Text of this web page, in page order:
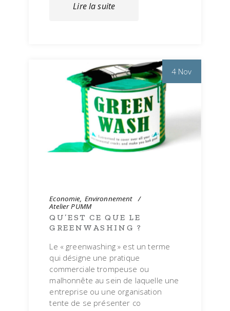
Lire la suite
4 Nov
Economie Environnement
Atelier PUMM
QU’EST CE QUE LE
GREENWASHING ?
Le « greenwashing » est un terme
qui désigne une pratique
commerciale trompeuse ou
malhonnête au sein de laquelle une
entreprise ou une organisation
tente de se présenter co